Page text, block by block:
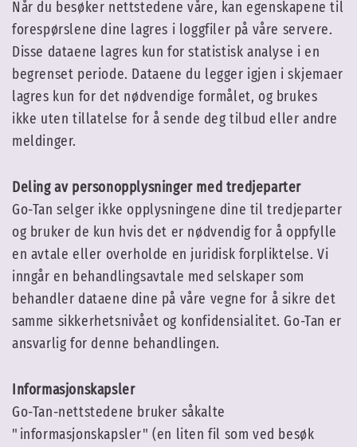
Når du besøker nettstedene våre, kan egenskapene til
forespørslene dine lagres i loggfiler på våre servere.
Disse dataene lagres kun for statistisk analyse i en
begrenset periode. Dataene du legger igjen i skjemaer
lagres kun for det nødvendige formålet, og brukes
ikke uten tillatelse for å sende deg tilbud eller andre
meldinger.
Deling av personopplysninger med tredjeparter
Go-Tan selger ikke opplysningene dine til tredjeparter
og bruker de kun hvis det er nødvendig for å oppfylle
en avtale eller overholde en juridisk forpliktelse. Vi
inngår en behandlingsavtale med selskaper som
behandler dataene dine på våre vegne for å sikre det
samme sikkerhetsnivået og konfidensialitet. Go-Tan er
ansvarlig for denne behandlingen.
Informasjonskapsler
Go-Tan-nettstedene bruker såkalte
"informasjonskapsler" (en liten fil som ved besøk